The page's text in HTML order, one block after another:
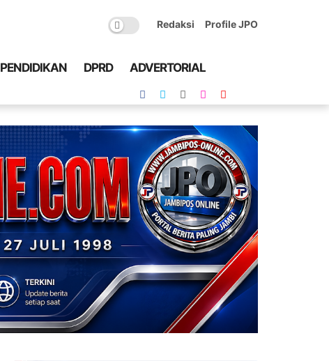
Redaksi Profile JPO
PENDIDIKAN DPRD ADVERTORIAL